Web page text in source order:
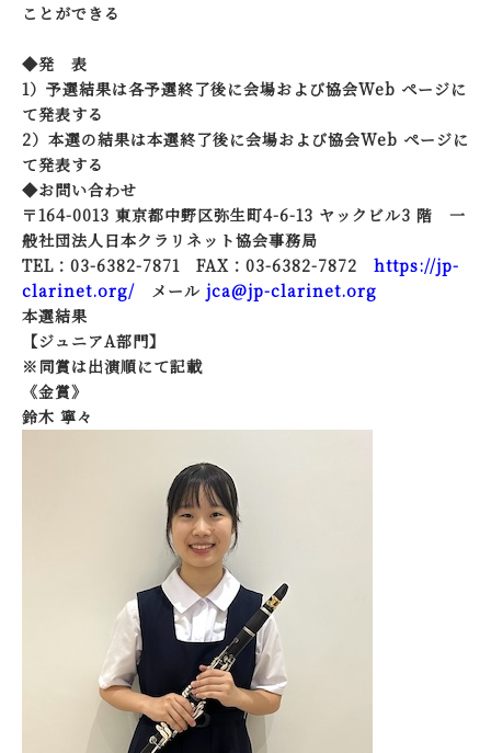
ことができる
◆発 表
1）予選結果は各予選終了後に会場および協会Web ページに
て発表する
2）本選の結果は本選終了後に会場および協会Web ページに
て発表する
◆お問い合わせ
〒164-0013 東京都中野区弥生町4-6-13 ヤックビル3 階 一
般社団法人日本クラリネット協会事務局
TEL：03-6382-7871 FAX：03-6382-7872 https://jp-
clarinet.org/ メール jca@jp-clarinet.org
本選結果
【ジュニアA部門】
※同賞は出演順にて記載
《金賞》
鈴木 寧々